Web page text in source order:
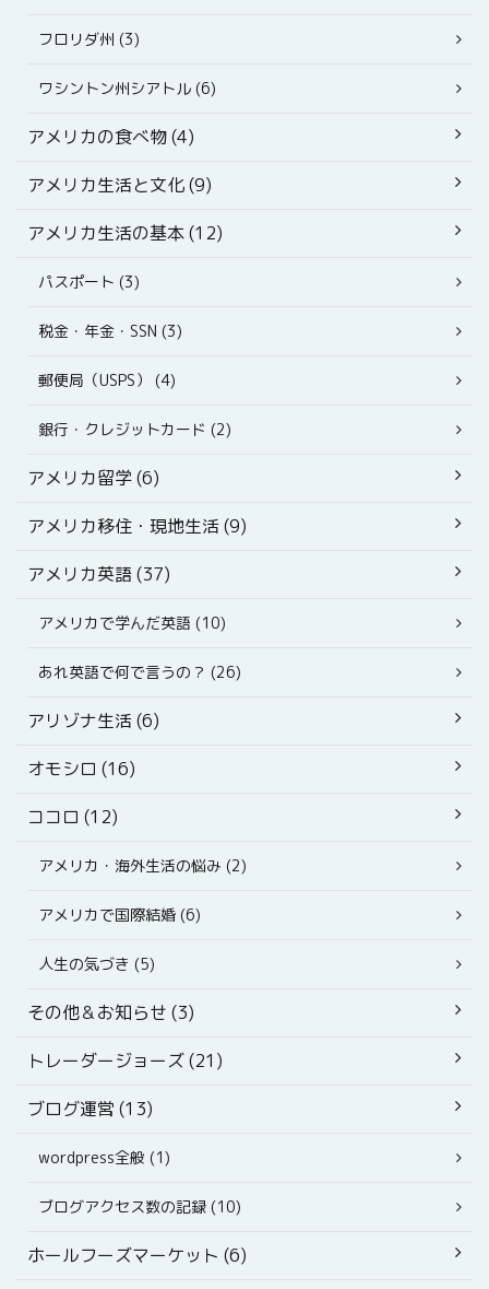
フロリダ州 (3)
ワシントン州シアトル (6)
アメリカの食べ物 (4)
アメリカ生活と文化 (9)
アメリカ生活の基本 (12)
パスポート (3)
税金・年金・SSN (3)
郵便局（USPS） (4)
銀行・クレジットカード (2)
アメリカ留学 (6)
アメリカ移住・現地生活 (9)
アメリカ英語 (37)
アメリカで学んだ英語 (10)
あれ英語で何で言うの？ (26)
アリゾナ生活 (6)
オモシロ (16)
ココロ (12)
アメリカ・海外生活の悩み (2)
アメリカで国際結婚 (6)
人生の気づき (5)
その他＆お知らせ (3)
トレーダージョーズ (21)
ブログ運営 (13)
wordpress全般 (1)
ブログアクセス数の記録 (10)
ホールフーズマーケット (6)